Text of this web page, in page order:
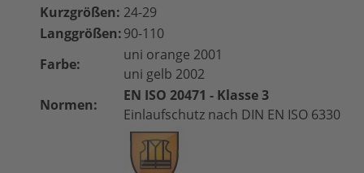
Kurzgrößen: 24-29
Langgrößen:90-110
Farbe:
uni orange 2001
uni gelb 2002
Normen:
EN ISO 20471 - Klasse 3
Einlaufschutz nach DIN EN ISO 6330